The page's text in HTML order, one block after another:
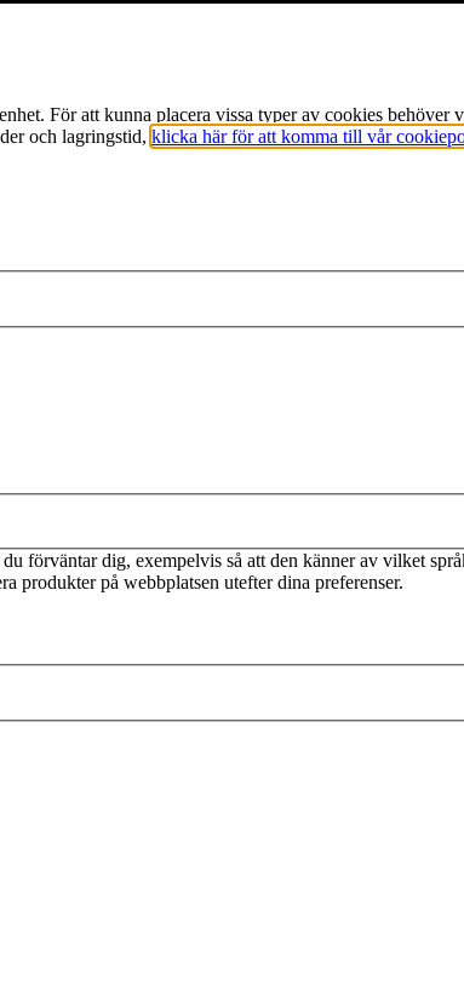
innehåll. Han har sedan 2014 varit konstnärlig ledare för
förlagschef
För att kunna placera vissa typer av cookies
och lagringstid, klicka här för att komma till vår
förväntar dig, exempelvis så att den känner av vilket
produkter på webbplatsen utefter dina preferenser.